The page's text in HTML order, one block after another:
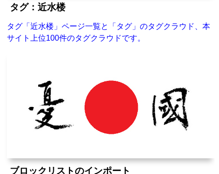
タグ：近水楼
タグ「近水楼」ページ一覧と「タグ」のタグクラウド、本
サイト上位100件のタグクラウドです。
ブロックリストのインポート